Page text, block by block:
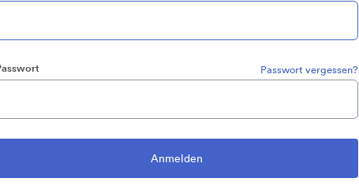
Passwort vergessen?